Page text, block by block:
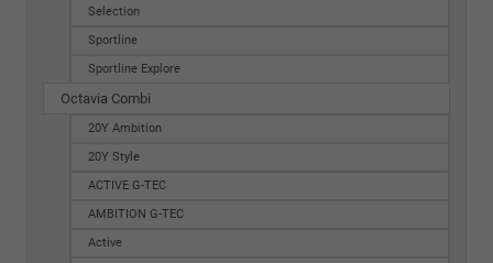
Selection
Sportline
Sportline Explore
Octavia Combi
20Y Ambition
20Y Style
ACTIVE G-TEC
AMBITION G-TEC
Active